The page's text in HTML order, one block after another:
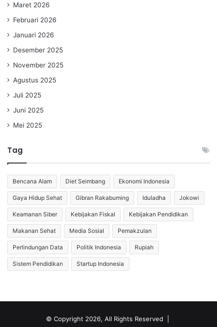
Maret 2026
Februari 2026
Januari 2026
Desember 2025
November 2025
Agustus 2025
Juli 2025
Juni 2025
Mei 2025
Tag
Bencana Alam Diet Seimbang Ekonomi Indonesia
Gaya Hidup Sehat Gibran Rakabuming Iduladha Jokowi
Keamanan Siber Kebijakan Fiskal Kebijakan Pendidikan
Makanan Sehat Media Sosial Pemakzulan
Perlindungan Data Politik Indonesia Rupiah
Sistem Pendidikan Startup Indonesia
© Copyright 2026, All Rights Reserved |